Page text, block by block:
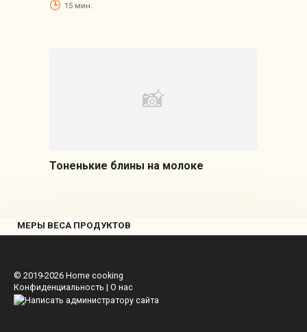
15 мин.
Тоненькие блины на молоке
МЕРЫ ВЕСА ПРОДУКТОВ
© 2019-2026 Home cooking
Конфиденциальность | О нас